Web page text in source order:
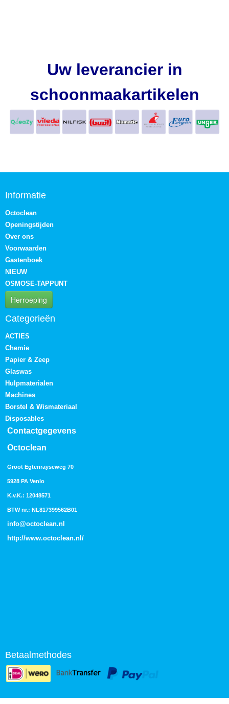
Uw leverancier in
schoonmaakartikelen
Informatie
Octoclean
Openingstijden
Over ons
Voorwaarden
Gastenboek
NIEUW
OSMOSE-TAPPUNT
Herroeping
Categorieën
ACTIES
Chemie
Papier & Zeep
Glaswas
Hulpmaterialen
Machines
Borstel & Wismateriaal
Disposables
Contactgegevens
Octoclean
Groot Egtenrayseweg 70
5928 PA Venlo
K.v.K.: 12048571
BTW nr.: NL817399562B01
info@octoclean.nl
http://www.octoclean.nl /
Betaalmethodes